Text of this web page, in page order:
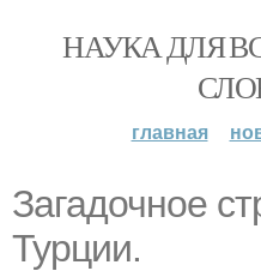
НАУКА ДЛЯ
главная
Загадочное
Турции.